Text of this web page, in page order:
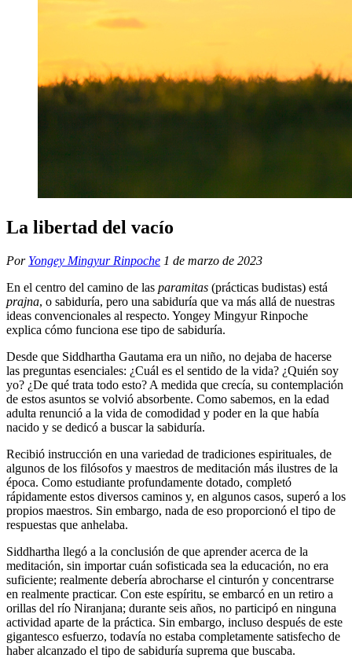
La libertad del vacío
Por Yongey Mingyur Rinpoche 1 de marzo de 2023
En el centro del camino de las paramitas (prácticas budistas) está
prajna, o sabiduría, pero una sabiduría que va más allá de nuestras
ideas convencionales al respecto. Yongey Mingyur Rinpoche
explica cómo funciona ese tipo de sabiduría.
Desde que Siddhartha Gautama era un niño, no dejaba de hacerse
las preguntas esenciales: ¿Cuál es el sentido de la vida? ¿Quién soy
yo? ¿De qué trata todo esto? A medida que crecía, su contemplación
de estos asuntos se volvió absorbente. Como sabemos, en la edad
adulta renunció a la vida de comodidad y poder en la que había
nacido y se dedicó a buscar la sabiduría.
Recibió instrucción en una variedad de tradiciones espirituales, de
algunos de los filósofos y maestros de meditación más ilustres de la
época. Como estudiante profundamente dotado, completó
rápidamente estos diversos caminos y, en algunos casos, superó a los
propios maestros. Sin embargo, nada de eso proporcionó el tipo de
respuestas que anhelaba.
Siddhartha llegó a la conclusión de que aprender acerca de la
meditación, sin importar cuán sofisticada sea la educación, no era
suficiente; realmente debería abrocharse el cinturón y concentrarse
en realmente practicar. Con este espíritu, se embarcó en un retiro a
orillas del río Niranjana; durante seis años, no participó en ninguna
actividad aparte de la práctica. Sin embargo, incluso después de este
gigantesco esfuerzo, todavía no estaba completamente satisfecho de
haber alcanzado el tipo de sabiduría suprema que buscaba.